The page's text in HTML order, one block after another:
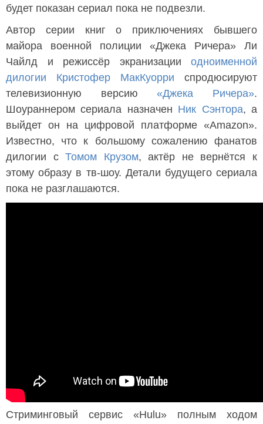
будет показан сериал пока не подвезли.
Автор серии книг о приключениях бывшего
майора военной полиции «Джека Ричера» Ли
Чайлд и режиссёр экранизации одноименной
дилогии
Кристофер МакКуорри спродюсируют
телевизионную версию«Джека Ричера».
Шоураннером сериала назначен Ник Сэнтора, а
выйдет он на цифровой платформе «Amazon».
Известно, что к большому сожалению фанатов
дилогии сТомом Крузом, актёр не вернётся к
этому образу в тв-шоу. Детали будущего сериала
пока не разглашаются.
Стриминговый сервис «Hulu» полным ходом